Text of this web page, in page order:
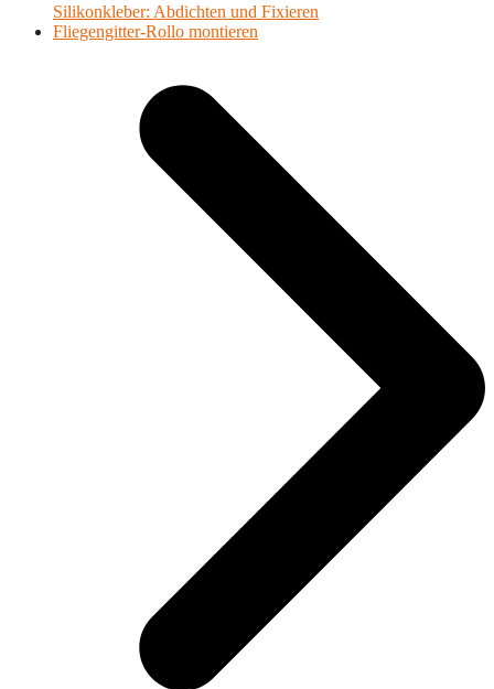
Silikonkleber: Abdichten und Fixieren
Nächster
Fliegengitter-Rollo montieren